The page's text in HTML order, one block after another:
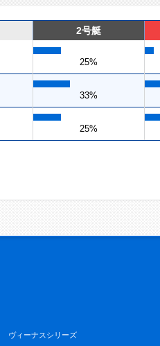
2号艇
25%
33%
25%
ヴィーナスシリーズ